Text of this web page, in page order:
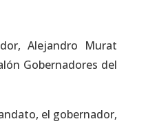
Alejandro Murat
Gobernadores del
el gobernador,